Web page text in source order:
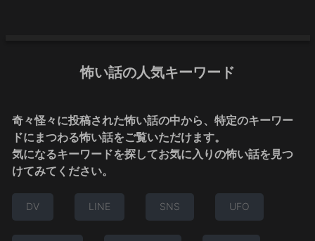
怖い話の人気キーワード
奇々怪々に投稿された怖い話の中から、特定のキーワー
ドにまつわる怖い話をご覧いただけます。
気になるキーワードを探してお気に入りの怖い話を見つ
けてみてください。
DV LINE SNS UFO